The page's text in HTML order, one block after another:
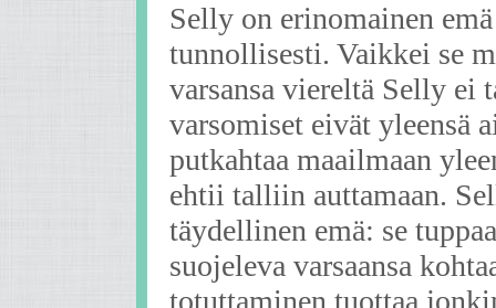
Selly on erinomainen
tunnollisesti. Vaikkei se
varsansa viereltä Selly ei
varsomiset eivät yleensä
putkahtaa maailmaan
ehtii talliin auttamaan.
täydellinen emä: se
suojeleva varsaansa